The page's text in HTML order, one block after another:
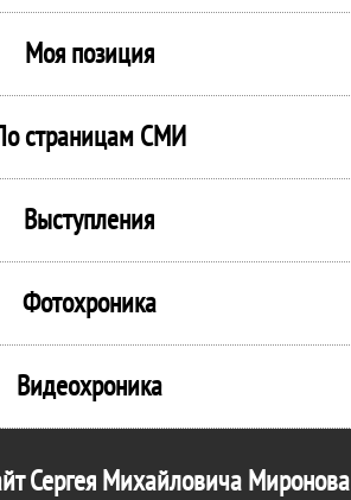
Моя позиция
страницам СМИ
Выступления
Фотохроника
Видеохроника
Сергея Михайловича Миронова